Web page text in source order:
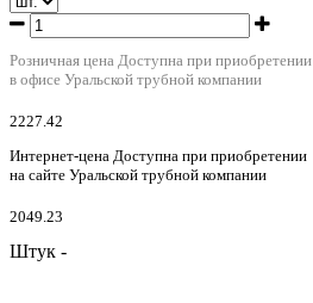
Розничная цена Доступна при приобретении
в офисе Уральской трубной компании
2227.42
Интернет-цена Доступна при приобретении
на сайте Уральской трубной компании
2049.23
Штук -